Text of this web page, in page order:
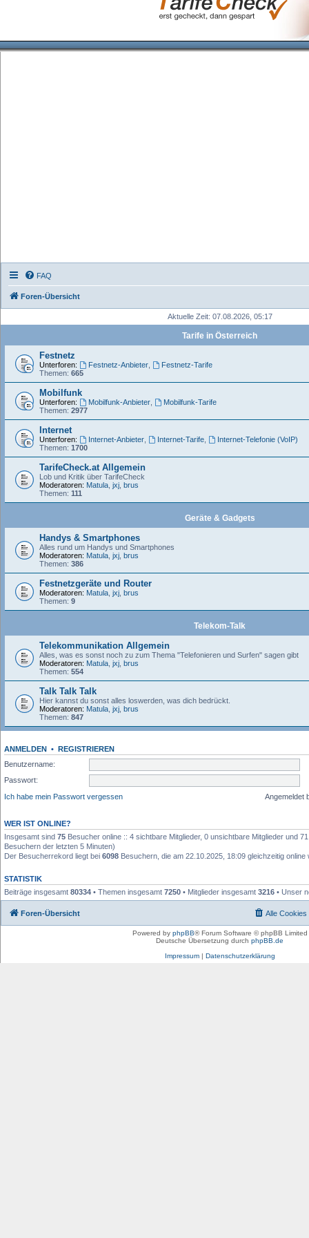
FAQ
Foren-Übersicht
Aktuelle Zeit: 07.08.2026, 05:17
Tarife in Österreich
Festnetz
Unterforen: Festnetz-Anbieter,
Festnetz-Tarife
Themen: 665
Mobilfunk
Unterforen: Mobilfunk-Anbieter,
Mobilfunk-Tarife
Themen: 2977
Internet
Unterforen: Internet-Anbieter, Internet-Tarife,
Internet-Telefonie (VoIP)
Themen: 1700
TarifeCheck.at Allgemein
Lob und Kritik über TarifeCheck
Moderatoren: Matula jxj brus
Themen: 111
Geräte & Gadgets
Handys & Smartphones
Alles rund um Handys und Smartphones
Moderatoren: Matula jxj brus
Themen: 386
Festnetzgeräte und Router
Moderatoren: Matula jxj brus
Themen: 9
Telekom-Talk
Telekommunikation Allgemein
Alles, was es sonst noch zu zum Thema "Telefonieren und Surfen" sagen gibt
Moderatoren: Matula jxj brus
Themen: 554
Talk Talk Talk
Hier kannst du sonst alles loswerden, was dich bedrückt.
Moderatoren: Matula jxj brus
Themen: 847
ANMELDEN • REGISTRIEREN
Benutzername:
Passwort:
Ich habe mein Passwort vergessen
Angemeldet
WER IST ONLINE?
Insgesamt sind 75 Besucher online :: 4 sichtbare Mitglieder, 0 unsichtbare Mitglieder und
Besuchern der letzten 5 Minuten)
Der Besucherrekord liegt bei 6098 Besuchern, die am 22.10.2025, 18:09 gleichzeitig online
STATISTIK
Beiträge insgesamt 80334 • Themen insgesamt 7250 • Mitglieder insgesamt 3216 • Unser
Foren-Übersicht Alle Cookies
Powered by phpBB® Forum Software © phpBB Limited
Deutsche Übersetzung durch phpBB.de
Impressum| Datenschutzerklärung